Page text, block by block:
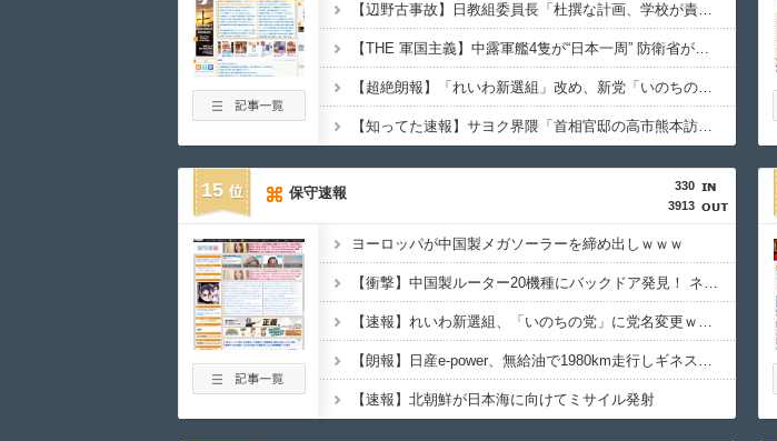
【辺野古事故】日教組委員長「杜撰な計画、学校が責めを負うのは当然」としつつも、平和教育の意義強調「うちの運動方針は極めてバランス良い」
【THE 軍国主義】中露軍艦4隻が“日本一周” 防衛省が全航路を公開
【超絶朗報】「れいわ新選組」改め、新党「いのちの党」爆誕！！！うおおおおおおおお
【知ってた速報】サヨク界隈「首相官邸の高市熊本訪問動画にBGMが付いてる！災害利用ガー！」→産経「安倍岸田石破時代も同様。当時は批判なかった」（動画）
15
330
3913
保守速報
ヨーロッパが中国製メガソーラーを締め出しｗｗｗ
【衝撃】中国製ルーター20機種にバックドア発見！ ネットに繋ぐだけで35秒ごとに中国のサーバーと通信
【速報】れいわ新選組、「いのちの党」に党名変更ｗｗｗｗｗｗ
【朗報】日産e-power、無給油で1980km走行しギネス記録を達成 55Lタンクでリッター36km（SUV）
【速報】北朝鮮が日本海に向けてミサイル発射